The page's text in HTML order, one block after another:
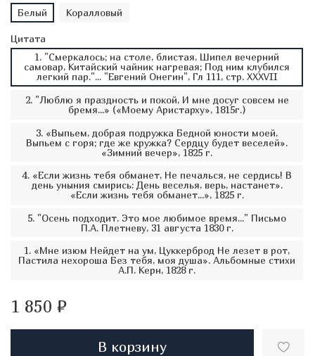
Белый
Коралловый
Цитата
1. "Смеркалось; на столе, блистая, Шипел вечерний
самовар, Китайский чайник нагревая; Под ним клубился
легкий пар."... "Евгений Онегин", Гл 111, стр. XXXVII
2. "Люблю я праздность и покой, И мне досуг совсем не
бремя...» («Моему Аристарху», 1815г.)
3. «Выпьем, добрая подружка Бедной юности моей,
Выпьем с горя; где же кружка? Сердцу будет веселей».
«Зимний вечер», 1825 г.
4. «Если жизнь тебя обманет, Не печалься, не сердись! В
день уныния смирись: День веселья, верь, настанет».
«Если жизнь тебя обманет...», 1825 г.
5. "Осень подходит. Это мое любимое время..." Письмо
П.А. Плетневу, 31 августа 1830 г.
1. «Мне изюм Нейдет на ум, Цуккерброд Не лезет в рот,
Пастила нехороша Без тебя, моя душа». Альбомные стихи
А.П. Керн, 1828 г.
1 850 ₽
В корзину